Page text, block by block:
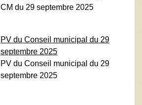
CM du 29 septembre 2025
PV du Conseil municipal du 29
septembre 2025
PV du Conseil municipal du 29
septembre 2025